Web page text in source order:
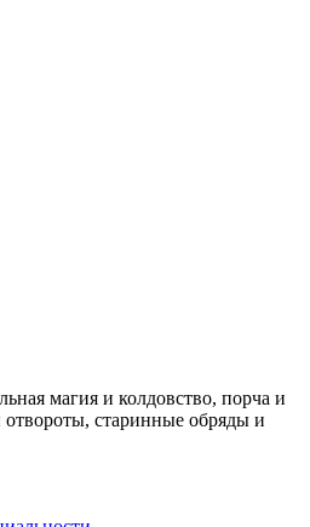
магия и колдовство, порча и
старинные обряды и